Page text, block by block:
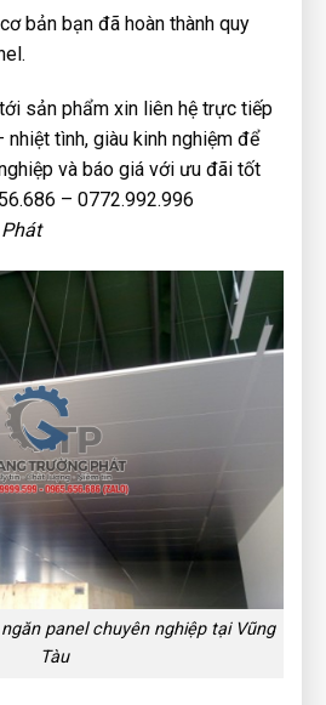
bản bạn đã hoàn thành quy
sản phẩm xin liên hệ trực tiếp
tình, giàu kinh nghiệm để
và báo giá với ưu đãi tốt
– 0772.992.996
panel chuyên nghiệp tại Vũng
Tàu